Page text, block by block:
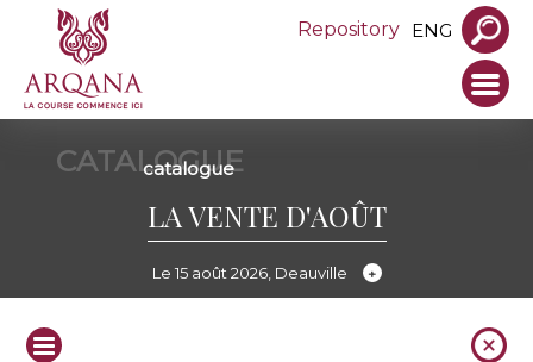
Repository ENG
CATALOGUE
catalogue
LA VENTE D'AOÛT
Le 15 août 2026, Deauville